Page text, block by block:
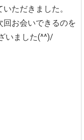
ただきました。
お会いできるのを
いました(^^)/